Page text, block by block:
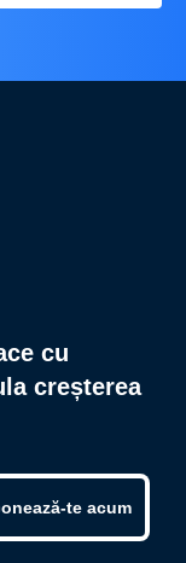
cu
creșterea
te acum